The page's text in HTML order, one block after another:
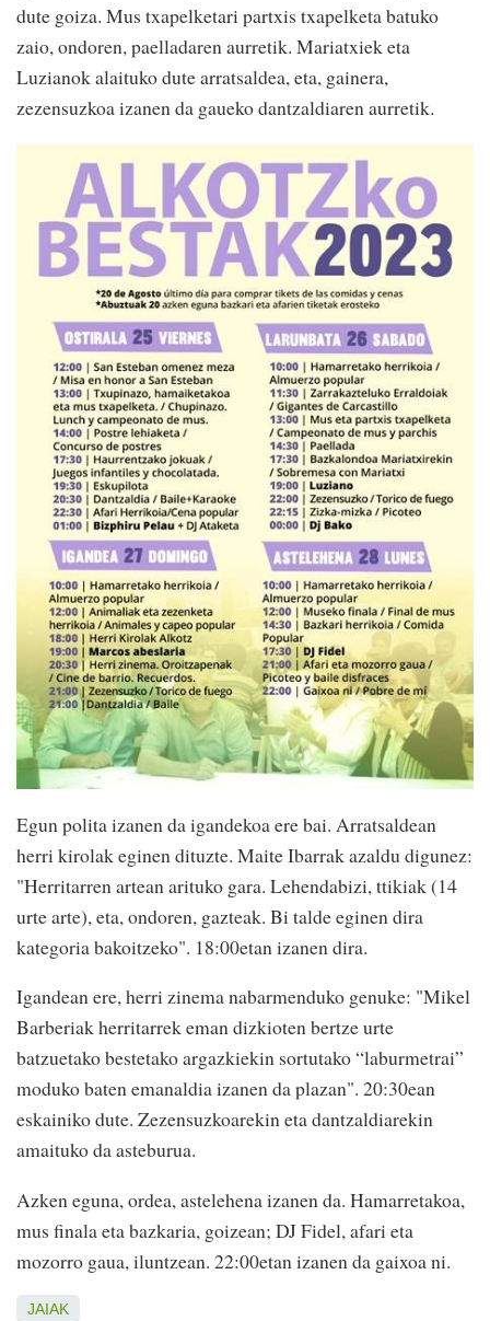
dute goiza. Mus txapelketari partxis txapelketa batuko
zaio, ondoren, paelladaren aurretik. Mariatxiek eta
Luzianok alaituko dute arratsaldea, eta, gainera,
zezensuzkoa izanen da gaueko dantzaldiaren aurretik.
Egun polita izanen da igandekoa ere bai. Arratsaldean
herri kirolak eginen dituzte. Maite Ibarrak azaldu digunez:
"Herritarren artean arituko gara. Lehendabizi, ttikiak (14
urte arte), eta, ondoren, gazteak. Bi talde eginen dira
kategoria bakoitzeko". 18:00etan izanen dira.
Igandean ere, herri zinema nabarmenduko genuke: "Mikel
Barberiak herritarrek eman dizkioten bertze urte
batzuetako bestetako argazkiekin sortutako “laburmetrai”
moduko baten emanaldia izanen da plazan". 20:30ean
eskainiko dute. Zezensuzkoarekin eta dantzaldiarekin
amaituko da asteburua.
Azken eguna, ordea, astelehena izanen da. Hamarretakoa,
mus finala eta bazkaria, goizean; DJ Fidel, afari eta
mozorro gaua, iluntzean. 22:00etan izanen da gaixoa ni.
JAIAK